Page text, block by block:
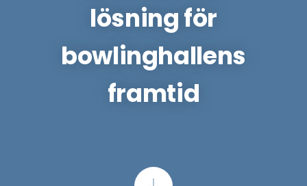
lösning för
bowlinghallens
framtid